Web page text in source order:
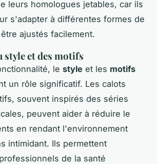
leurs homologues jetables, car ils
s'adapter à différentes formes de
ajustés facilement.
style et des motifs
le style et les motifs
un rôle significatif. Les calots
souvent inspirés des séries
peuvent aider à réduire le
en rendant l'environnement
intimidant. Ils permettent
de la santé